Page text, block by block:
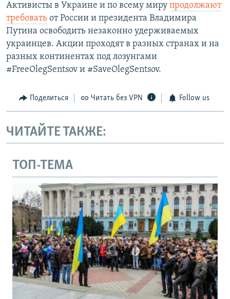
Активисты в Украине и по всему миру продолжают
требовать от России и президента Владимира
Путина освободить незаконно удерживаемых
украинцев. Акции проходят в разных странах и на
разных континентах под лозунгами​
#FreeOlegSentsov и #SaveOlegSentsov.
Поделиться Читать без VPN Follow us
ЧИТАЙТЕ ТАКЖЕ:
ТОП-ТЕМА